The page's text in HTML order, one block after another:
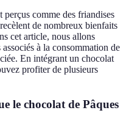
perçus comme des friandises
de nombreux bienfaits
cet article, nous allons
à la consommation de
En intégrant un chocolat
profiter de plusieurs
le chocolat de Pâques